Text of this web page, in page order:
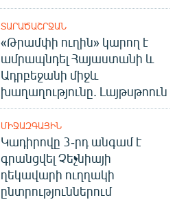
ՏԱՐԱԾԱՇՐՋԱՆ
«Թրամփի ուղին» կարող է
ամրապնդել Հայաստանի և
Ադրբեջանի միջև
խաղաղությունը. Լայթսթոուն
ՄԻՋԱԶԳԱՅԻՆ
Կադիրովը 3-րդ անգամ է
գրանցվել Չեչնիայի
ղեկավարի ուղղակի
ընտրություններում